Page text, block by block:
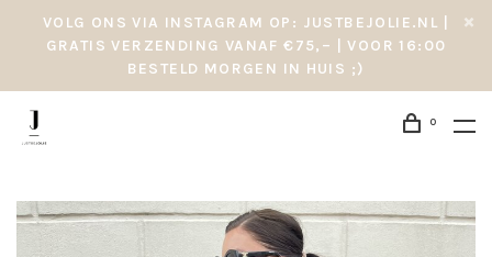
VOLG ONS VIA INSTAGRAM OP: JUSTBEJOLIE.NL |
GRATIS VERZENDING VANAF €75,– | VOOR 16:00
BESTELD MORGEN IN HUIS ;)
0